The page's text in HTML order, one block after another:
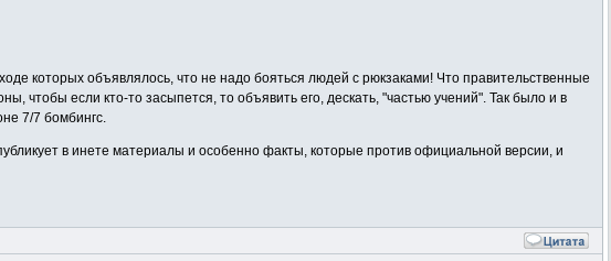
которых объявлялось, что не надо бояться людей с рюкзаками! Что правительственные
чтобы если кто-то засыпется, то объявить его, дескать, "частью учений". Так было и в
7/7 бомбингс.
в инете материалы и особенно факты, которые против официальной версии, и